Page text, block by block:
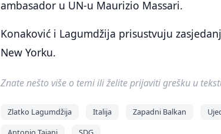
ambasador u UN-u Maurizio Massari.
Konaković i Lagumdžija prisustvuju
New Yorku.
Znate nešto više o temi ili želite prijaviti grešku u
Zlatko Lagumdžija Italija Zapadni Balkan